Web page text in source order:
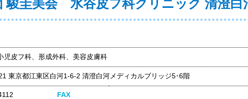
駿圭美会 水谷皮フ科クリニック 清澄白
児皮フ科、形成外科、美容皮膚科
東京都江東区白河1-6-2 清澄白河メディカルブリッジ5･6階
FAX